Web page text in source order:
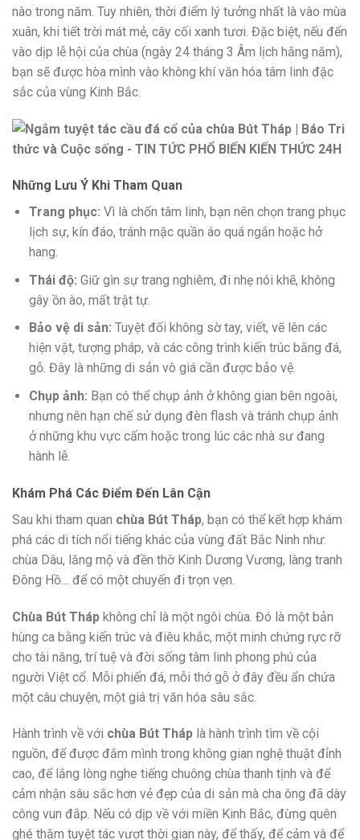
nào trong năm. Tuy nhiên, thời điểm lý tưởng nhất là vào mùa
xuân, khi tiết trời mát mẻ, cây cối xanh tươi. Đặc biệt, nếu đến
vào dịp lễ hội của chùa (ngày 24 tháng 3 Âm lịch hằng năm),
bạn sẽ được hòa mình vào không khí văn hóa tâm linh đặc
sắc của vùng Kinh Bắc.
Những Lưu Ý Khi Tham Quan
Trang phục: Vì là chốn tâm linh, bạn nên chọn trang phục
lịch sự, kín đáo, tránh mặc quần áo quá ngắn hoặc hở
hang.
Thái độ: Giữ gìn sự trang nghiêm, đi nhẹ nói khẽ, không
gây ồn ào, mất trật tự.
Bảo vệ di sản: Tuyệt đối không sờ tay, viết, vẽ lên các
hiện vật, tượng pháp, và các công trình kiến trúc bằng đá,
gỗ. Đây là những di sản vô giá cần được bảo vệ.
Chụp ảnh: Bạn có thể chụp ảnh ở không gian bên ngoài,
nhưng nên hạn chế sử dụng đèn flash và tránh chụp ảnh
ở những khu vực cấm hoặc trong lúc các nhà sư đang
hành lễ.
Khám Phá Các Điểm Đến Lân Cận
Sau khi tham quan chùa Bút Tháp, bạn có thể kết hợp khám
phá các di tích nổi tiếng khác của vùng đất Bắc Ninh như:
chùa Dâu, lăng mộ và đền thờ Kinh Dương Vương, làng tranh
Đông Hồ… để có một chuyến đi trọn vẹn.
Chùa Bút Tháp không chỉ là một ngôi chùa. Đó là một bản
hùng ca bằng kiến trúc và điêu khắc, một minh chứng rực rỡ
cho tài năng, trí tuệ và đời sống tâm linh phong phú của
người Việt cổ. Mỗi phiến đá, mỗi thớ gỗ ở đây đều ẩn chứa
một câu chuyện, một giá trị văn hóa sâu sắc.
Hành trình về với chùa Bút Tháp là hành trình tìm về cội
nguồn, để được đắm mình trong không gian nghệ thuật đỉnh
cao, để lắng lòng nghe tiếng chuông chùa thanh tịnh và để
cảm nhận sâu sắc hơn vẻ đẹp của di sản mà cha ông đã dày
công vun đắp. Nếu có dịp về với miền Kinh Bắc, đừng quên
ghé thăm tuyệt tác vượt thời gian này, để thấy, để cảm và để